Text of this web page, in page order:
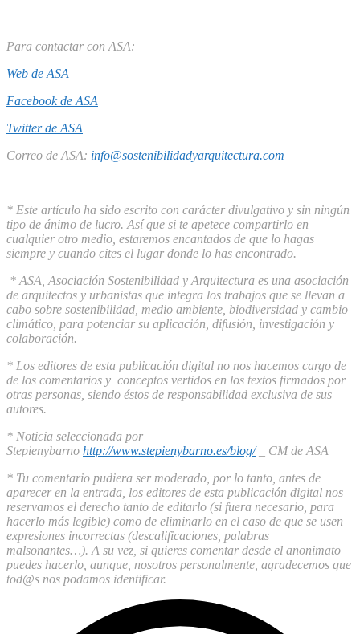
Para contactar con ASA:
Web de ASA
Facebook de ASA
Twitter de ASA
Correo de ASA: info@sostenibilidadyarquitectura.com
* Este artículo ha sido escrito con carácter divulgativo y sin ningún
tipo de ánimo de lucro. Así que si te apetece compartirlo en
cualquier otro medio, estaremos encantados de que lo hagas
siempre y cuando cites el lugar donde lo has encontrado.
* ASA, Asociación Sostenibilidad y Arquitectura es una asociación
de arquitectos y urbanistas que integra los trabajos que se llevan a
cabo sobre sostenibilidad, medio ambiente, biodiversidad y cambio
climático, para potenciar su aplicación, difusión, investigación y
colaboración.
* Los editores de esta publicación digital no nos hacemos cargo de
de los comentarios y conceptos vertidos en los textos firmados por
otras personas, siendo éstos de responsabilidad exclusiva de sus
autores.
* Noticia seleccionada por
Stepienybarno http://www.stepienybarno.es/blog/
_ CM de ASA
* Tu comentario pudiera ser moderado, por lo tanto, antes de
aparecer en la entrada, los editores de esta publicación digital nos
reservamos el derecho tanto de editarlo (si fuera necesario, para
hacerlo más legible) como de eliminarlo en el caso de que se usen
expresiones incorrectas (descalificaciones, palabras
malsonantes…). A su vez, si quieres comentar desde el anonimato
puedes hacerlo, aunque, nosotros personalmente, agradecemos que
tod@s nos podamos identificar.